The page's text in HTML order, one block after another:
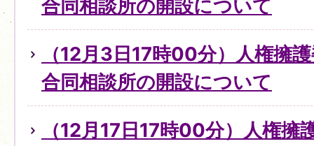
合同相談所の開設について
（12月3日17時00分）人権擁
合同相談所の開設について
（12月17日17時00分）人権擁